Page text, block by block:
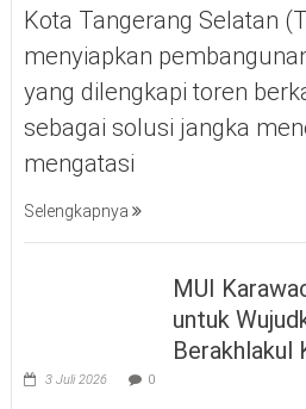
Kota Tangerang Selatan
menyiapkan
yang dilengkapi toren
sebagai solusi jangka
mengatasi
Selengkapnya
MUI
untuk
Berakhlakul
3 Juli 2026 0